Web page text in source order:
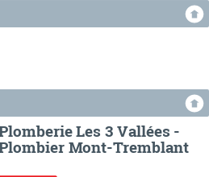
Les 3 Vallées -
Mont-Tremblant